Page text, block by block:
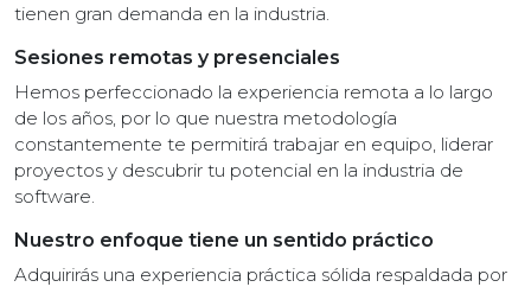
tienen gran demanda en la industria.
Sesiones remotas y presenciales
Hemos perfeccionado la experiencia remota a lo largo
de los años, por lo que nuestra metodología
constantemente te permitirá trabajar en equipo, liderar
proyectos y descubrir tu potencial en la industria de
software.
Nuestro enfoque tiene un sentido práctico
Adquirirás una experiencia práctica sólida respaldada por